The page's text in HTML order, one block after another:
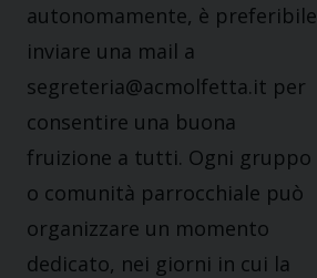
autonomamente, è preferibile
inviare una mail a
segreteria@acmolfetta.it per
consentire una buona
fruizione a tutti. Ogni gruppo
o comunità parrocchiale può
organizzare un momento
dedicato, nei giorni in cui la